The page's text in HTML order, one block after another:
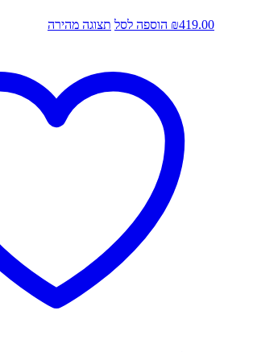
₪419.00 הוספה לסל תצוגה מהירה